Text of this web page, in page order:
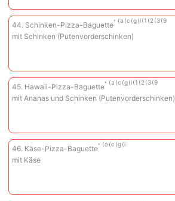
44. Schinken-Pizza-Baguette
a c g i 1 2 3 9
mit Schinken (Putenvorderschinken)
45. Hawaii-Pizza-Baguette
a c g i 1 2 3 9
mit Ananas und Schinken (Putenvorderschinken)
46. Käse-Pizza-Baguette
a c g i
mit Käse